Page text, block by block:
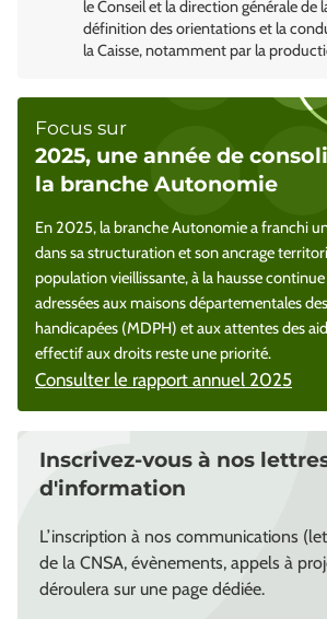
le Conseil et la direction générale de
définition des orientations et la
la Caisse, notamment par la
Focus sur
2025, une année de
la branche Autonomie
En 2025, la branche Autonomie a franchi
dans sa structuration et son ancrage
population vieillissante, à la hausse
adressées aux maisons départementales
handicapées (MDPH) et aux attentes des
effectif aux droits reste une priorité.
Consulter le rapport annuel 2025
Inscrivez-vous à nos
d'information
L’inscription à nos communications
de la CNSA, évènements, appels à
déroulera sur une page dédiée.